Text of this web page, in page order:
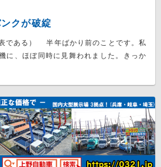
クが破綻
表である） 半年ばかり前のことです。私
に、ほぼ同時に見舞われました。きっか